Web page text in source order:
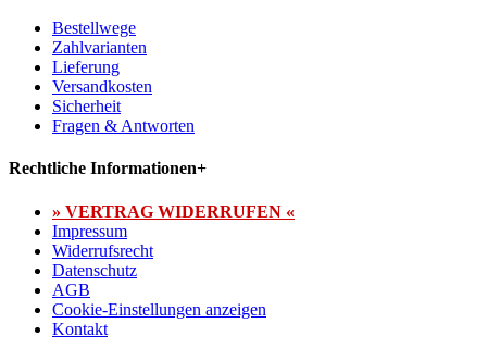
Bestellwege
Zahlvarianten
Lieferung
Versandkosten
Sicherheit
Fragen & Antworten
Rechtliche Informationen+
» VERTRAG WIDERRUFEN «
Impressum
Widerrufsrecht
Datenschutz
AGB
Cookie-Einstellungen anzeigen
Kontakt